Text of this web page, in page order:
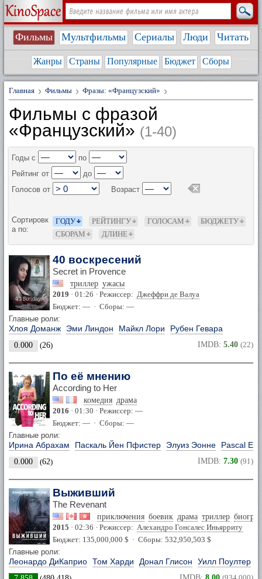
Фильмы Мультфильмы Сериалы Люди Читать
Жанры Страны Популярные Бюджет Сборы
Главная Фильмы Фразы: «Французский»
Фильмы с фразой
«Французский» (1-40)
Годы с
по
Рейтинг от
до
Голосов от
Возраст
Сортировк
а по:
ГОДУ РЕЙТИНГУ ГОЛОСАМ
БЮДЖЕТУ
СБОРАМ
ДЛИНЕ
40 воскресений
Secret in Provence
триллер ужасы
2019 · 01:26 · Режиссер: Джеффри де Валуа
Бюджет: — · Сборы: —
Главные роли:
Хлоя Доманж Эми Линдон Майкл Лори Рубен Гевара
0.000 (26) IMDB: 5.40 (22)
По её мнению
According to Her
комедия драма
2016 · 01:30 · Режиссер: —
Бюджет: — · Сборы: —
Главные роли:
Ирина Абрахам Паскаль Йен Пфистер Элуиз Эонне Pascal
0.000 (62) IMDB: 7.30 (91)
Выживший
The Revenant
приключения боевик драма триллер
2015 · 02:36 · Режиссер: Алехандро Гонсалес Иньярриту
Бюджет: 135,000,000 $ · Сборы: 532,950,503 $
Главные роли:
Леонардо ДиКаприо Том Харди Донал Глисон Уилл Поултер